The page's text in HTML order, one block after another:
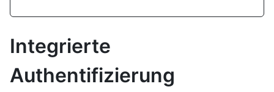
Integrierte
Authentifizierung